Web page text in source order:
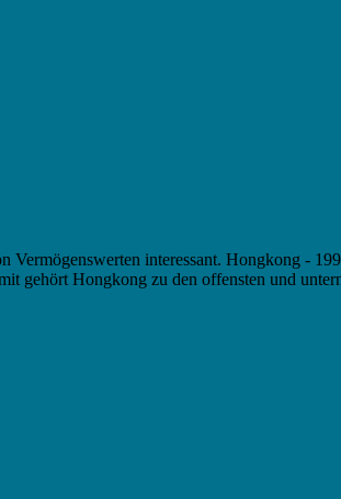
interessant. Hongkong -
gehört Hongkong zu den offensten und